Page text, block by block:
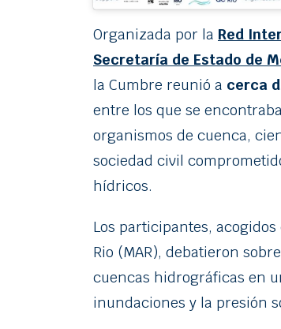
Organizada por la Red
Secretaría de Estado de
la Cumbre reunió a cerca
entre los que se
organismos de cuenca,
sociedad civil
hídricos.
Los participantes,
Rio (MAR), debatieron
cuencas hidrográficas en
inundaciones y la presión